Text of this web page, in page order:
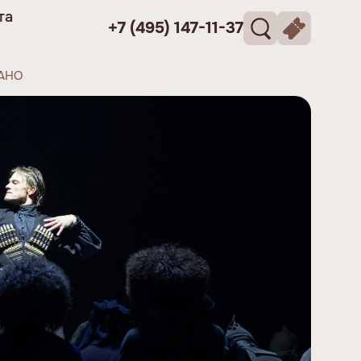
+7 (495) 147-11-37